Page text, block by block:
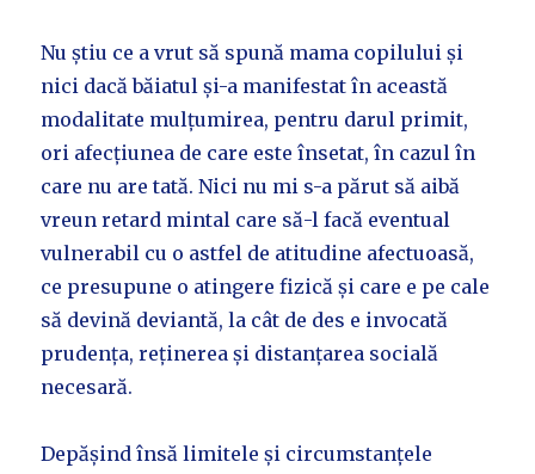
Nu știu ce a vrut să spună mama copilului și
nici dacă băiatul și-a manifestat în această
modalitate mulțumirea, pentru darul primit,
ori afecțiunea de care este însetat, în cazul în
care nu are tată. Nici nu mi s-a părut să aibă
vreun retard mintal care să-l facă eventual
vulnerabil cu o astfel de atitudine afectuoasă,
ce presupune o atingere fizică și care e pe cale
să devină deviantă, la cât de des e invocată
prudența, reținerea și distanțarea socială
necesară.
Depășind însă limitele și circumstanțele